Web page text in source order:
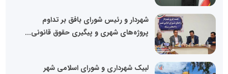
شهردار و رئیس شورای بافق بر تداوم
پروژه‌های شهری و پیگیری حقوق قانونی...
لبیک شهرداری و شورای اسلامی شهر